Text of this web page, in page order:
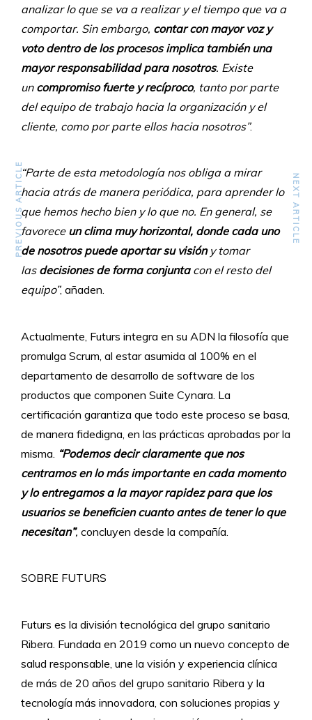
analizar lo que se va a realizar y el tiempo que va a
comportar. Sin embargo, contar con mayor voz y
voto dentro de los procesos implica también una
mayor responsabilidad para nosotros. Existe
un compromiso fuerte y recíproco, tanto por parte
del equipo de trabajo hacia la organización y el
cliente, como por parte ellos hacia nosotros”.
“Parte de esta metodología nos obliga a mirar
hacia atrás de manera periódica, para aprender lo
que hemos hecho bien y lo que no. En general, se
favorece un clima muy horizontal, donde cada uno
de nosotros puede aportar su visión y tomar
las decisiones de forma conjuntacon el resto del
equipo”, añaden.
Actualmente, Futurs integra en su ADN la filosofía que
promulga Scrum, al estar asumida al 100% en el
departamento de desarrollo de software de los
productos que componen Suite Cynara. La
certificación garantiza que todo este proceso se basa,
de manera fidedigna, en las prácticas aprobadas por la
misma. “Podemos decir claramente que nos
centramos en lo más importante en cada momento
y lo entregamos a la mayor rapidez para que los
usuarios se beneficien cuanto antes de tener lo que
necesitan”, concluyen desde la compañía.
SOBRE FUTURS
Futurs es la división tecnológica del grupo sanitario
Ribera. Fundada en 2019 como un nuevo concepto de
salud responsable, une la visión y experiencia clínica
de más de 20 años del grupo sanitario Ribera y la
tecnología más innovadora, con soluciones propias y
PREVIOUS ARTICLE NEXT ARTICLE